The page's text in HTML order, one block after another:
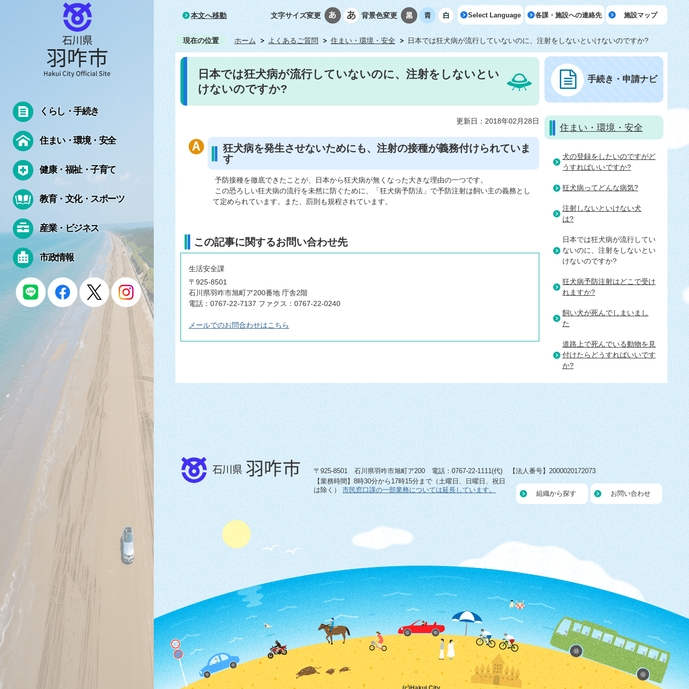
本文へ移動
くらし・手続き
住まい・環境・安全
健康・福祉・子育て
教育・文化・スポーツ
産業・ビジネス
市政情報
文字サイズ変更 背景色変更 Select Language 各課・施設への連絡先 施設マップ
現在の位置 ホーム よくあるご質問 住まい・環境・安全 日本では狂犬病が流行していないのに、注射をしないといけないのですか?
日本では狂犬病が流行していないのに、注射をしないとい
けないのですか?
更新日：2018年02月28日
狂犬病を発生させないためにも、注射の接種が義務付けられていま
す
予防接種を徹底できたことが、日本から狂犬病が無くなった大きな理由の一つです。
この恐ろしい狂犬病の流行を未然に防ぐために、「狂犬病予防法」で予防注射は飼い主の義務とし
て定められています。また、罰則も規程されています。
この記事に関するお問い合わせ先
生活安全課
〒925-8501
石川県羽咋市旭町ア200番地 庁舎2階
電話：0767-22-7137 ファクス：0767-22-0240
メールでのお問合わせはこちら
手続き・申請ナビ
住まい・環境・安全
犬の登録をしたいのですがど
うすればいいですか?
狂犬病ってどんな病気?
注射しないといけない犬
は?
日本では狂犬病が流行してい
ないのに、注射をしないとい
けないのですか?
狂犬病予防注射はどこで受け
れますか?
飼い犬が死んでしまいまし
た
道路上で死んでいる動物を見
付けたらどうすればいいです
か?
〒925-8501 石川県羽咋市旭町ア200 電話：0767-22-1111(代) 【法人番号】2000020172073
【業務時間】8時30分から17時15分まで（土曜日、日曜日、祝日
は除く） 市民窓口課の一部業務については延長しています。 組織から探す お問い合わせ